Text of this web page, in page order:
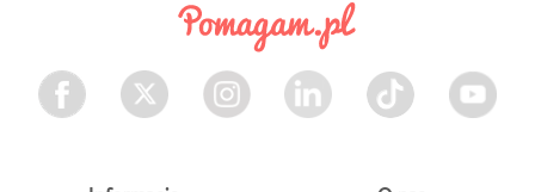
Facebook Twitter Instagram LinkedIn TikTok Youtube